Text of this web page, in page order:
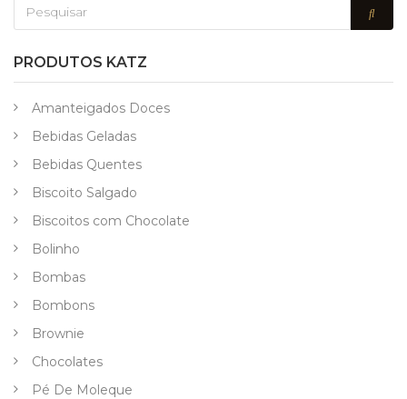
PRODUTOS KATZ
Amanteigados Doces
Bebidas Geladas
Bebidas Quentes
Biscoito Salgado
Biscoitos com Chocolate
Bolinho
Bombas
Bombons
Brownie
Chocolates
Pé De Moleque